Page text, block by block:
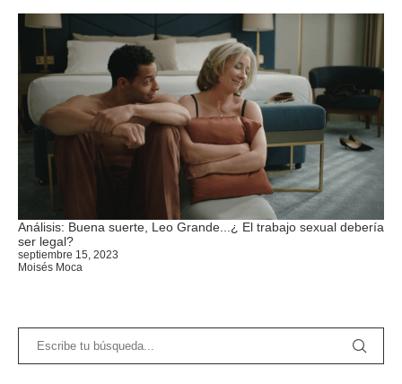
Análisis: Buena suerte, Leo Grande...¿ El trabajo sexual debería
ser legal?
septiembre 15, 2023
Moisés Moca